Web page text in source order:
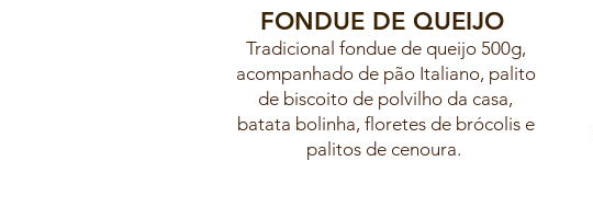
FONDUE DE QUEIJO
Tradicional fondue de queijo 500g,
acompanhado de pão Italiano, palito
de biscoito de polvilho da casa,
batata bolinha, floretes de brócolis e
palitos de cenoura.